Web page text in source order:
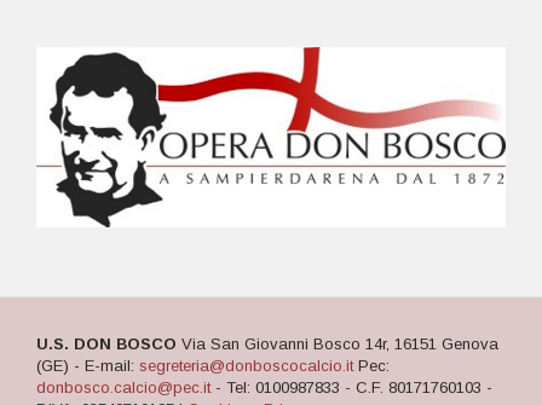
U.S. DON BOSCO Via San Giovanni Bosco 14r, 16151 Genova
(GE) - E-mail: segreteria@donboscocalcio.itPec:
donbosco.calcio@pec.it- Tel: 0100987833 - C.F. 80171760103 -